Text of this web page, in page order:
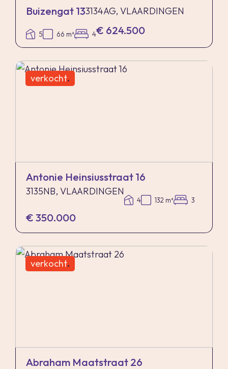
Buizengat 133134AG, VLAARDINGEN
5 66 m² 4€ 624.500
verkocht.
Antonie Heinsiusstraat 16
3135NB, VLAARDINGEN
4 132 m² 3
€ 350.000
verkocht.
Abraham Maatstraat 26